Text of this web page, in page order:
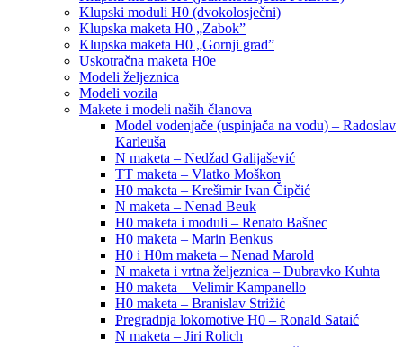
Klupski moduli H0 (dvokolosječni)
Klupska maketa H0 „Zabok”
Klupska maketa H0 „Gornji grad”
Uskotračna maketa H0e
Modeli željeznica
Modeli vozila
Makete i modeli naših članova
Model vodenjače (uspinjača na vodu) – Radoslav
Karleuša
N maketa – Nedžad Galijašević
TT maketa – Vlatko Moškon
H0 maketa – Krešimir Ivan Čipčić
N maketa – Nenad Beuk
H0 maketa i moduli – Renato Bašnec
H0 maketa – Marin Benkus
H0 i H0m maketa – Nenad Marold
N maketa i vrtna željeznica – Dubravko Kuhta
H0 maketa – Velimir Kampanello
H0 maketa – Branislav Strižić
Pregradnja lokomotive H0 – Ronald Sataić
N maketa – Jiri Rolich